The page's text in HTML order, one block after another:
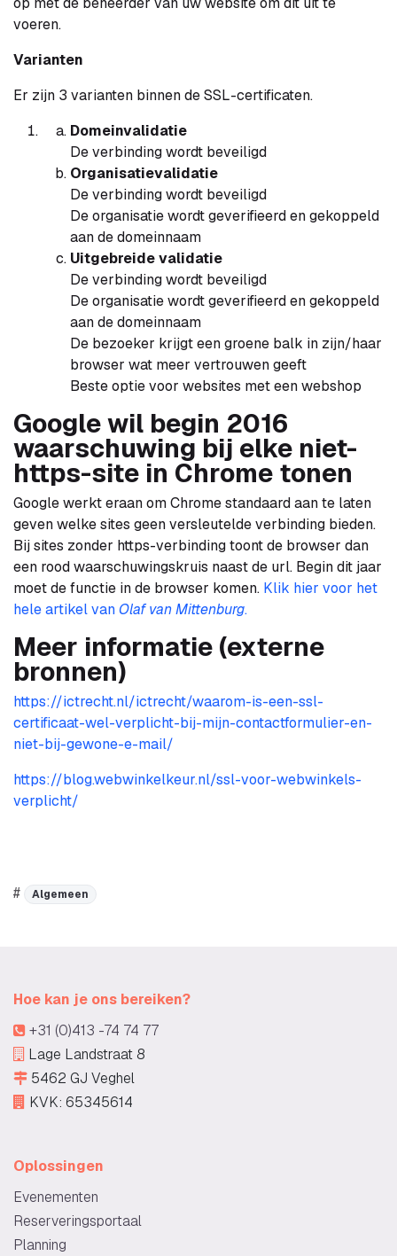
voeren.
Varianten
Er zijn 3 varianten binnen de SSL-certificaten.
Domeinvalidatie
De verbinding wordt beveiligd
Organisatievalidatie
De verbinding wordt beveiligd
De organisatie wordt geverifieerd en gekoppeld
aan de domeinnaam
Uitgebreide validatie
De verbinding wordt beveiligd
De organisatie wordt geverifieerd en gekoppeld
aan de domeinnaam
De bezoeker krijgt een groene balk in zijn/haar
browser wat meer vertrouwen geeft
Beste optie voor websites met een webshop
Google wil begin 2016
waarschuwing bij elke niet-
https-site in Chrome tonen
Google werkt eraan om Chrome standaard aan te laten
geven welke sites geen versleutelde verbinding bieden.
Bij sites zonder https-verbinding toont de browser dan
een rood waarschuwingskruis naast de url. Begin dit jaar
moet de functie in de browser komen. Klik hier voor het
hele artikel vanOlaf van Mittenburg.
Meer informatie (externe
bronnen)
https://ictrecht.nl/ictrecht/waarom-is-een-ssl-
certificaat-wel-verplicht-bij-mijn-contactformulier-en-
niet-bij-gewone-e-mail/
https://blog.webwinkelkeur.nl/ssl-voor-webwinkels-
verplicht/
# Algemeen
Hoe kan je ons bereiken?
+31 (0)413 -74 74 77
Lage Landstraat 8
5462 GJ Veghel
KVK: 65345614
Oplossingen
Evenementen
Reserveringsportaal
Planning